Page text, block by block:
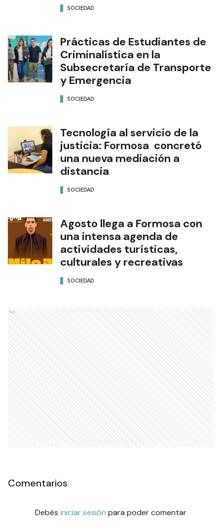
SOCIEDAD
Prácticas de Estudiantes de
Criminalística en la
Subsecretaría de Transporte
y Emergencia
SOCIEDAD
Tecnología al servicio de la
justicia: Formosa concretó
una nueva mediación a
distancia
SOCIEDAD
Agosto llega a Formosa con
una intensa agenda de
actividades turísticas,
culturales y recreativas
SOCIEDAD
Ads
Comentarios
Debés iniciar sesión para poder comentar